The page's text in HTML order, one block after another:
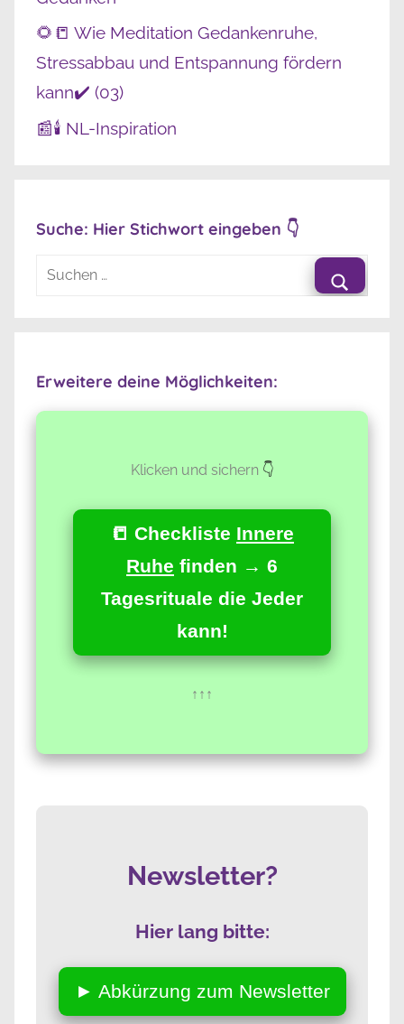
🌻📒 Wie Meditation Gedankenruhe,
Stressabbau und Entspannung fördern
kann✔️ (03)
📰🕯️ NL-Inspiration
Suche: Hier Stichwort eingeben 👇
Suchen
Erweitere deine Möglichkeiten:
Klicken und sichern👇
📒 Checkliste Innere
Ruhe finden → 6
Tagesrituale die Jeder
kann!
↑↑↑
Newsletter?
Hier lang bitte:
► Abkürzung zum Newsletter